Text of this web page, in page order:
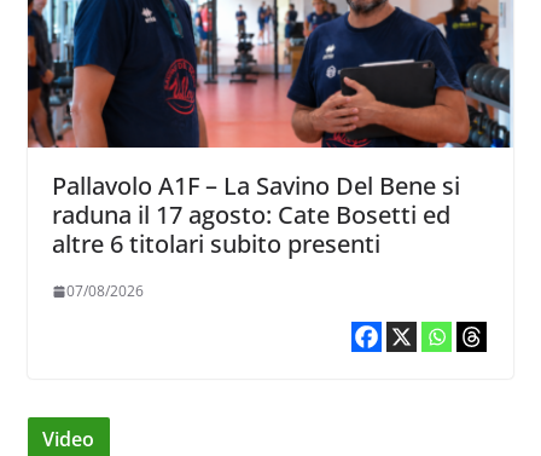
Pallavolo A1F – La Savino Del Bene si
raduna il 17 agosto: Cate Bosetti ed
altre 6 titolari subito presenti
07/08/2026
Video